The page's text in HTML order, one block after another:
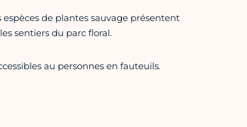
de plantes sauvage présentent
sentiers du parc floral.
au personnes en fauteuils.